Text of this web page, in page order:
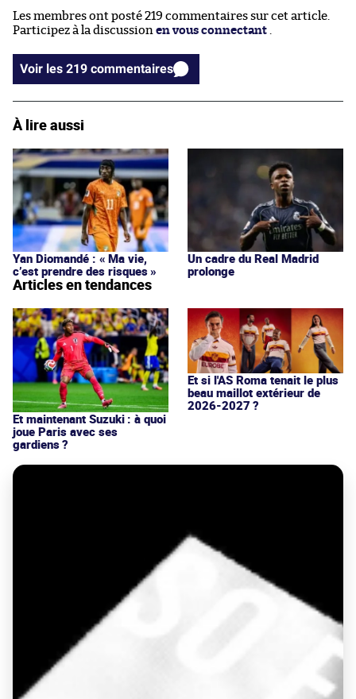
Les membres ont posté 219 commentaires sur cet article.
Participez à la discussion en vous connectant .
Voir les 219 commentaires
À lire aussi
Yan Diomandé : « Ma vie,
c’est prendre des risques »
Un cadre du Real Madrid
prolonge
Articles en tendances
Et maintenant Suzuki : à quoi
joue Paris avec ses
gardiens ?
Et si l'AS Roma tenait le plus
beau maillot extérieur de
2026-2027 ?